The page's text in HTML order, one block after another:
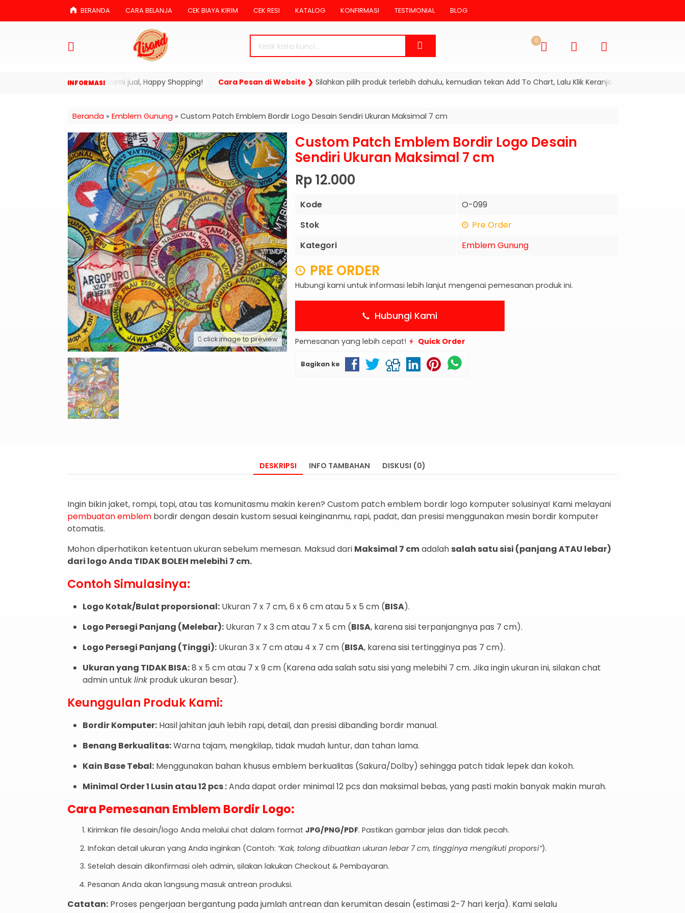
BERANDA CARA BELANJA CEK BIAYA KIRIM CEK RESI KATALOG KONFIRMASI TESTIMONIAL BLOG
0
produk yang kami jual, Happy Shopping! Cara Pesan di Website ❯Silahkan pilih produk terlebih dahulu, kemudian tekan Add To Chart, Lalu Klik Keranjang Belanja dan Checkout
Beranda » Emblem Gunung » Custom Patch Emblem Bordir Logo Desain Sendiri Ukuran Maksimal 7 cm
click image to preview
Custom Patch Emblem Bordir Logo Desain
Sendiri Ukuran Maksimal 7 cm
Rp 12.000
Kode
O-099
Stok
Pre Order
Kategori
Emblem Gunung
PRE ORDER
Hubungi kami untuk informasi lebih lanjut mengenai pemesanan produk ini.
Hubungi Kami
Pemesanan yang lebih cepat! Quick Order
Bagikan ke
DESKRIPSI INFO TAMBAHAN DISKUSI (0)
Ingin bikin jaket, rompi, topi,atau tas komunitasmu makin keren? Custom patch emblem bordir logo komputer solusinya! Kami melayani
pembuatan emblem bordir dengan desain kustom sesuai keinginanmu, rapi, padat,dan presisi menggunakan mesin bordir komputer
otomatis.
Mohon diperhatikan ketentuan ukuran sebelum memesan. Maksud dari Maksimal 7 cmadalah salah satu sisi (panjang ATAU lebar)
dari logo Anda TIDAK BOLEH melebihi 7 cm.
Contoh Simulasinya:
Logo Kotak/Bulat proporsional: Ukuran 7 x 7 cm,6 x 6 cmatau 5 x 5 cm (BISA).
Logo Persegi Panjang (Melebar): Ukuran 7 x 3 cmatau 7 x 5 cm (BISA, karena sisi terpanjangnya pas 7 cm).
Logo Persegi Panjang (Tinggi): Ukuran3 x 7 cmatau 4 x 7 cm (BISA, karena sisi tertingginya pas 7 cm).
Ukuran yang TIDAK BISA:8 x 5 cmatau 7 x 9 cm (Karena ada salah satu sisi yang melebihi 7 cm. Jika ingin ukuran ini,silakan chat
admin untuklinkproduk ukuran besar).
Keunggulan Produk Kami:
Bordir Komputer: Hasil jahitan jauh lebih rapi,detail,dan presisi dibanding bordir manual.
Benang Berkualitas:Warna tajam, mengkilap, tidak mudah luntur,dan tahan lama.
Kain Base Tebal: Menggunakan bahan khusus emblem berkualitas (Sakura/Dolby) sehingga patch tidak lepek dan kokoh.
Minimal Order 1 Lusin atau 12 pcs :Anda dapat order minimal 12 pcs dan maksimal bebas, yang pasti makin banyak makin murah.
Cara Pemesanan Emblem Bordir Logo:
Kirimkan file desain/logo Anda melalui chat dalam format JPG/PNG/PDF. Pastikan gambar jelas dan tidak pecah.
Infokan detail ukuran yang Anda inginkan (Contoh: “Kak, tolong dibuatkan ukuran lebar 7 cm, tingginya mengikuti proporsi”).
Setelah desain dikonfirmasi oleh admin, silakan lakukan Checkout & Pembayaran.
Pesanan Anda akan langsung masuk antrean produksi.
Catatan: Proses pengerjaan bergantung pada jumlah antrean dan kerumitan desain (estimasi 2-7 hari kerja). Kami selalu